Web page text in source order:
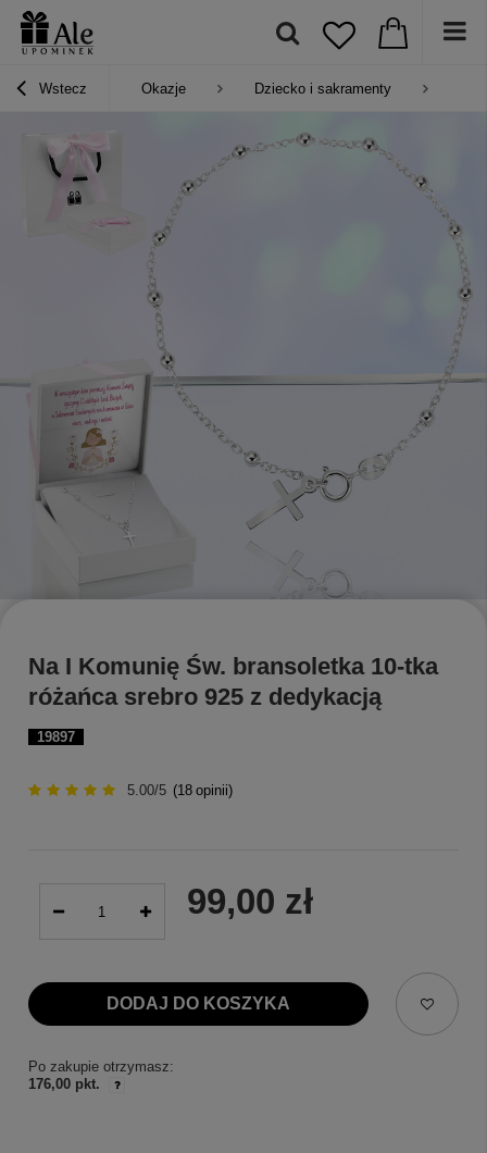
Wstecz Okazje Dziecko i sakramenty
19897
Na I Komunię Św. bransoletka 10-tka
różańca srebro 925 z dedykacją
5.00/5 (18 opinii)
99,00 zł
DODAJ DO KOSZYKA
Po zakupie otrzymasz:
176,00 pkt.